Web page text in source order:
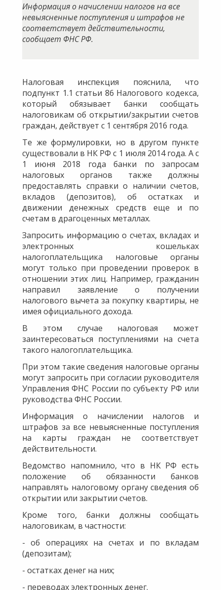
Информация о начислении налогов на все
невыясненные поступления и штрафов не
соответствует действительности,
сообщает ФНС РФ.
Налоговая инспекция пояснила, что
подпункт 1.1 статьи 86 Налогового кодекса,
который обязывает банки сообщать
налоговикам об открытии/закрытии счетов
граждан, действует с 1 сентября 2016 года.
Те же формулировки, но в другом пункте
существовали в НК РФ с 1 июля 2014 года. А с
1 июня 2018 года банки по запросам
налоговых органов также должны
предоставлять справки о наличии счетов,
вкладов (депозитов), об остатках и
движении денежных средств еще и по
счетам в драгоценных металлах.
Запросить информацию о счетах, вкладах и
электронных кошельках
налогоплательщика налоговые органы
могут только при проведении проверок в
отношении этих лиц. Например, гражданин
направил заявление о получении
налогового вычета за покупку квартиры, не
имея официального дохода.
В этом случае налоговая может
заинтересоваться поступлениями на счета
такого налогоплательщика.
При этом такие сведения налоговые органы
могут запросить при согласии руководителя
Управления ФНС России по субъекту РФ или
руководства ФНС России.
Информация о начислении налогов и
штрафов за все невыясненные поступления
на карты граждан не соответствует
действительности.
Ведомство напомнило, что в НК РФ есть
положение об обязанности банков
направлять налоговому органу сведения об
открытии или закрытии счетов.
Кроме того, банки должны сообщать
налоговикам, в частности:
- об операциях на счетах и по вкладам
(депозитам);
- остатках денег на них;
- переводах электронных денег.